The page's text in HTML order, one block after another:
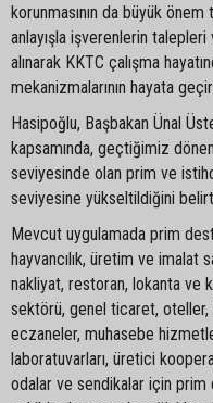
korunmasının da büyük
anlayışla işverenlerin
alınarak KKTC çalışma
mekanizmalarının hayata
Hasipoğlu, Başbakan Ünal
kapsamında, geçtiğimiz
seviyesinde olan prim ve
seviyesine yükseltildiğini
Mevcut uygulamada prim
hayvancılık, üretim ve imalat
nakliyat, restoran, lokanta ve
sektörü, genel ticaret,
eczaneler, muhasebe
laboratuvarları, üretici
odalar ve sendikalar için prim